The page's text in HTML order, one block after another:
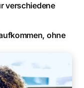
verschiedene
ohne